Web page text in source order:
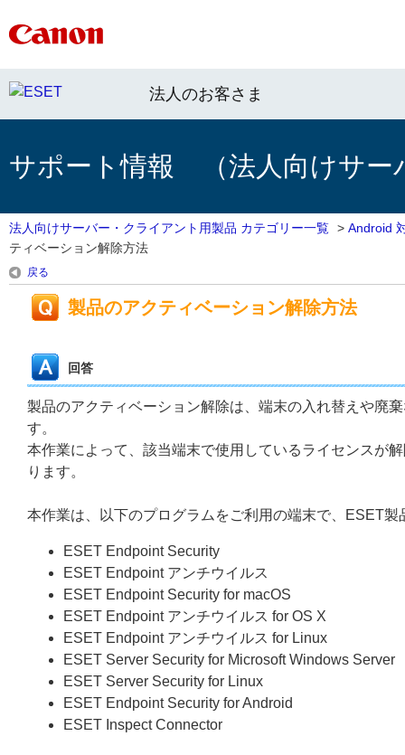
法人のお客さま
サポート情報 （法人向けサー
法人向けサーバー・クライアント用製品 カテゴリー一覧 > Android
ティベーション解除方法
戻る
製品のアクティベーション解除方法
回答
製品のアクティベーション解除は、端末の入れ替えや廃
す。
本作業によって、該当端末で使用しているライセンスが
ります。
本作業は、以下のプログラムをご利用の端末で、ESET
ESET Endpoint Security
ESET Endpoint アンチウイルス
ESET Endpoint Security for macOS
ESET Endpoint アンチウイルス for OS X
ESET Endpoint アンチウイルス for Linux
ESET Server Security for Microsoft Windows Server
ESET Server Security for Linux
ESET Endpoint Security for Android
ESET Inspect Connector